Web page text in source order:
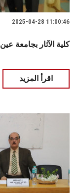
2025-04-28 11:00:46
كلية الآثار بجامعة
اقرأ المزيد